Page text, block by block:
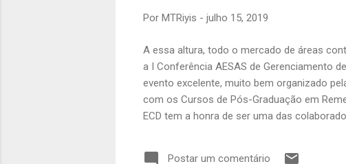
Por MTRiyis - julho 15, 2019
A essa altura, todo o mercado de áreas
a I Conferência AESAS de Gerenciamento
evento excelente, muito bem organizado
com os Cursos de Pós-Graduação em
ECD tem a honra de ser uma das
marco para o mercado de Gerenciamento
Postar um comentário